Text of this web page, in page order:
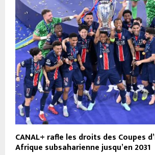
CANAL+ rafle les droits des Coupes
Afrique subsaharienne jusqu’en 2031